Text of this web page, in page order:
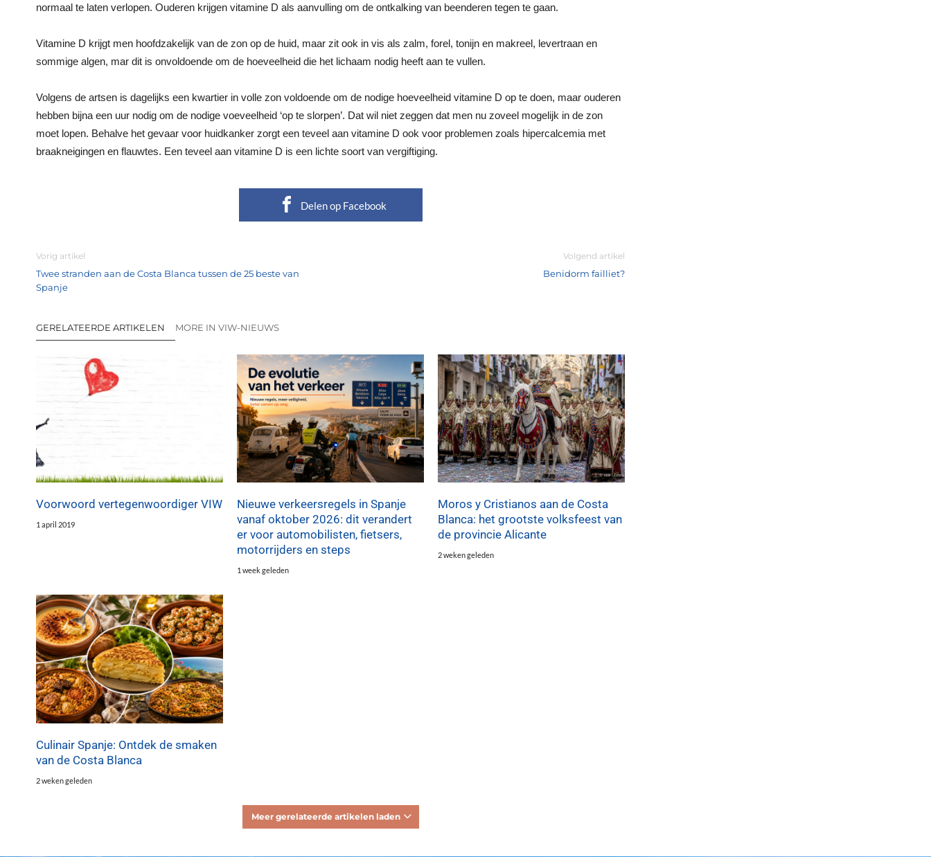
normaal te laten verlopen. Ouderen krijgen vitamine D als aanvulling om de ontkalking van beenderen tegen te gaan.
Vitamine D krijgt men hoofdzakelijk van de zon op de huid, maar zit ook in vis als zalm, forel, tonijn en makreel, levertraan en
sommige algen, mar dit is onvoldoende om de hoeveelheid die het lichaam nodig heeft aan te vullen.
Volgens de artsen is dagelijks een kwartier in volle zon voldoende om de nodige hoeveelheid vitamine D op te doen, maar ouderen
hebben bijna een uur nodig om de nodige voeveelheid ‘op te slorpen’. Dat wil niet zeggen dat men nu zoveel mogelijk in de zon
moet lopen. Behalve het gevaar voor huidkanker zorgt een teveel aan vitamine D ook voor problemen zoals hipercalcemia met
braakneigingen en flauwtes. Een teveel aan vitamine D is een lichte soort van vergiftiging.
Delen op Facebook
Vorig artikel
Twee stranden aan de Costa Blanca tussen de 25 beste van
Spanje
Volgend artikel
Benidorm failliet?
GERELATEERDE ARTIKELEN MORE IN VIW-NIEUWS
Voorwoord vertegenwoordiger VIW
1 april 2019
Nieuwe verkeersregels in Spanje
vanaf oktober 2026: dit verandert
er voor automobilisten, fietsers,
motorrijders en steps
1 week geleden
Moros y Cristianos aan de Costa
Blanca: het grootste volksfeest van
de provincie Alicante
2 weken geleden
Culinair Spanje: Ontdek de smaken
van de Costa Blanca
2 weken geleden
Meer gerelateerde artikelen laden